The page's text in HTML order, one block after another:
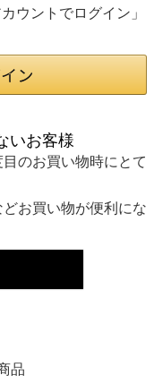
ウントでログイン」
いお客様
のお買い物時にとて
お買い物が便利にな
品